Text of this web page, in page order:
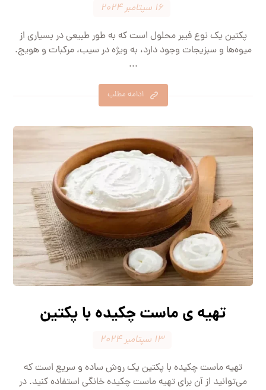
۱۶ سپتامبر ۲۰۲۴
پکتین یک نوع فیبر محلول است که به طور طبیعی در بسیاری از
میوه‌ها و سبزیجات وجود دارد، به ویژه در سیب، مرکبات و هویج.
...
ادامه مطلب
تهیه ی ماست چکیده با پکتین
۱۳ سپتامبر ۲۰۲۴
تهیه ماست چکیده با پکتین یک روش ساده و سریع است که
می‌توانید از آن برای تهیه ماست چکیده خانگی استفاده کنید. در